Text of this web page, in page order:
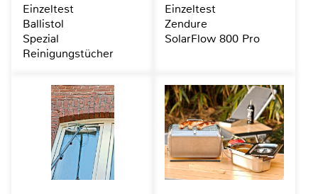
Einzeltest
Ballistol
Spezial
Reinigungstücher
Einzeltest
Zendure
SolarFlow 800 Pro